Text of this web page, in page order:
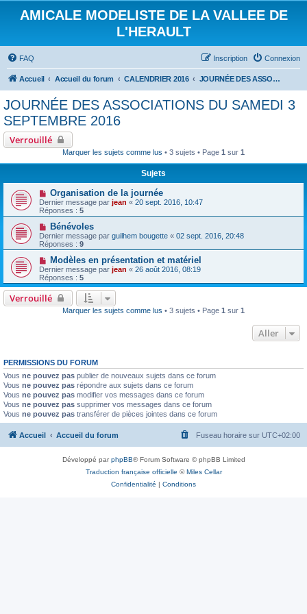
AMICALE MODELISTE DE LA VALLEE DE
L'HERAULT
FAQ Connexion
Inscription
Accueil Accueil du forum CALENDRIER 2016 JOURNÉE DES ASSOCIATIONS DU SAMEDI 3 SEPTEMBRE 2016
JOURNÉE DES ASSOCIATIONS DU SAMEDI 3
SEPTEMBRE 2016
Verrouillé
Marquer les sujets comme lus • 3 sujets • Page 1 sur 1
Sujets
Organisation de la journée
Dernier message par jean « 20 sept. 2016, 10:47
Réponses : 5
Bénévoles
Dernier message par guilhem bougette « 02 sept. 2016, 20:48
Réponses : 9
Modèles en présentation et matériel
Dernier message par jean « 26 août 2016, 08:19
Réponses : 5
Verrouillé
Marquer les sujets comme lus • 3 sujets • Page 1 sur 1
Aller
PERMISSIONS DU FORUM
Vous ne pouvez pas publier de nouveaux sujets dans ce forum
Vous ne pouvez pas répondre aux sujets dans ce forum
Vous ne pouvez pas modifier vos messages dans ce forum
Vous ne pouvez pas supprimer vos messages dans ce forum
Vous ne pouvez pas transférer de pièces jointes dans ce forum
Accueil Accueil du forum Fuseau horaire sur UTC+02:00
Développé parphpBB® Forum Software © phpBB Limited
Traduction française officielle ©Miles Cellar
Confidentialité | Conditions